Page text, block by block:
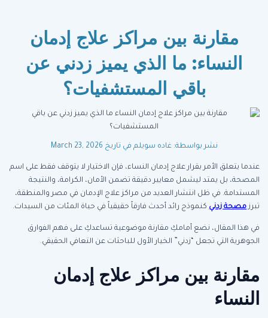
مقارنة بين مراكز علاج إدمان
النساء: ما الذي يميز زدني عن
باقي المستشفيات؟
نشر بواسطة: غاده سويلم في تاريخ March 23, 2026
عندما يتعلق الأمر بقرار علاج إدمان النساء، فإن الاختيار لا يتوقف فقط على اسم
المصحة، بل يمتد ليشمل معايير دقيقة تضمن الأمان، الكرامة، والنتيجة
المستدامة. في ظل انتشار العديد من مراكز علاج الإدمان في مصر والمنطقة،
تبرزمصحة زدنيكنموذج رائد أحدث فارقاً حقيقياً في حياة المئات من السيدات.
في هذا المقال، نضع أمامكِ مقارنة موضوعية تساعدكِ على فهم الفوارق
الجوهرية التي تجعل “زدني” الخيار الأول للباحثات عن التعافي الحقيقي.
مقارنة بين مراكز علاج إدمان
النساء